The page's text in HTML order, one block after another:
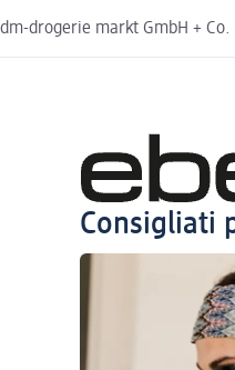
dm-drogerie markt GmbH +
Consigliati